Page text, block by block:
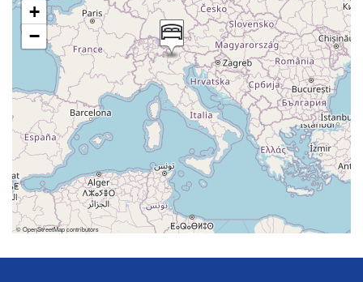
20.09. - 24.09.26
neděle - čtvrtek
5 dní (4 noci)
7 800 Kč rezervovat
20.09. - 25.09.26
neděle - pátek
6 dní (5 nocí)
9 700 Kč rezervovat
20.09. - 27.09.26
neděle - neděle
8 dní (7 nocí)
13 600 Kč rezervovat
27.09. - 30.09.26
neděle - středa
5 900 Kč rezervovat
+
−
©OpenStreetMapcontributors